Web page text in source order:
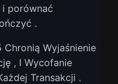
i porównać
.
Chronią Wyjaśnienie
, I Wycofanie
Transakcji .